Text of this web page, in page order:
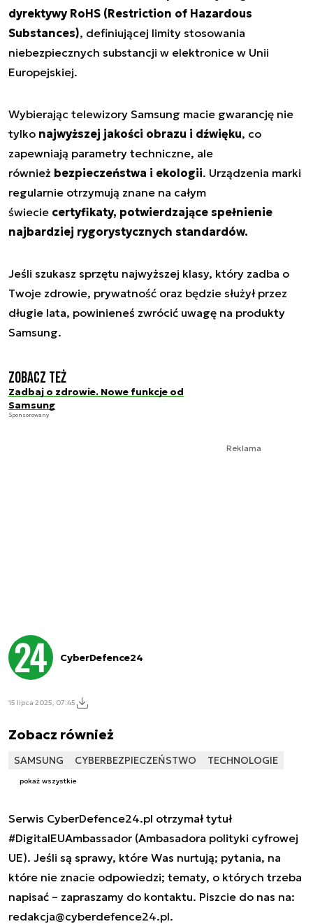
dyrektywy RoHS (Restriction of Hazardous
Substances), definiującej limity stosowania
niebezpiecznych substancji w elektronice w Unii
Europejskiej.
Wybierając telewizory Samsung macie gwarancję nie
tylko najwyższej jakości obrazu i dźwięku, co
zapewniają parametry techniczne, ale
również bezpieczeństwa i ekologii. Urządzenia marki
regularnie otrzymują znane na całym
świecie certyfikaty, potwierdzające spełnienie
najbardziej rygorystycznych standardów.
Jeśli szukasz sprzętu najwyższej klasy, który zadba o
Twoje zdrowie, prywatność oraz będzie służył przez
długie lata, powinieneś zwrócić uwagę na produkty
Samsung.
Zobacz też
Zadbaj o zdrowie. Nowe funkcje od
Samsung
Sponsorowany
Reklama
CyberDefence24
15 lipca 2025, 07:45
Zobacz również
SAMSUNG CYBERBEZPIECZEŃSTWO TECHNOLOGIE
pokaż wszystkie
Serwis CyberDefence24.pl otrzymał tytuł
#DigitalEUAmbassador (Ambasadora polityki cyfrowej
UE). Jeśli są sprawy, które Was nurtują; pytania, na
które nie znacie odpowiedzi; tematy, o których trzeba
napisać – zapraszamy do kontaktu. Piszcie do nas na:
redakcja@cyberdefence24.pl.